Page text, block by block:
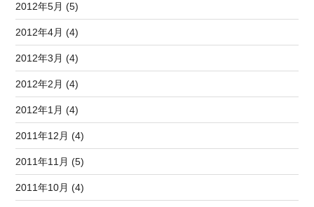
2012年5月 (5)
2012年4月 (4)
2012年3月 (4)
2012年2月 (4)
2012年1月 (4)
2011年12月 (4)
2011年11月 (5)
2011年10月 (4)